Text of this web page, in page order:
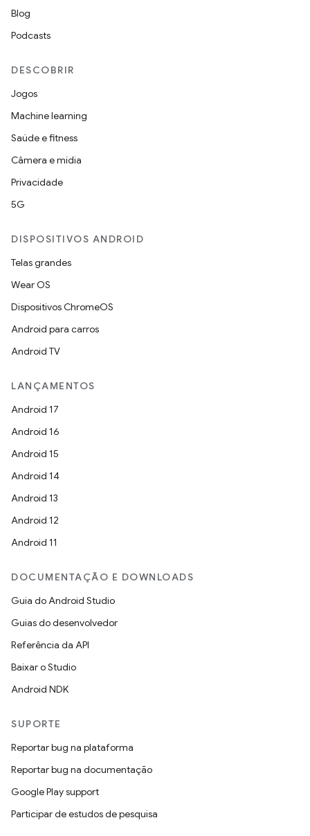
Blog
Podcasts
DESCOBRIR
Jogos
Machine learning
Saúde e fitness
Câmera e mídia
Privacidade
5G
DISPOSITIVOS ANDROID
Telas grandes
Wear OS
Dispositivos ChromeOS
Android para carros
Android TV
LANÇAMENTOS
Android 17
Android 16
Android 15
Android 14
Android 13
Android 12
Android 11
DOCUMENTAÇÃO E DOWNLOADS
Guia do Android Studio
Guias do desenvolvedor
Referência da API
Baixar o Studio
Android NDK
SUPORTE
Reportar bug na plataforma
Reportar bug na documentação
Google Play support
Participar de estudos de pesquisa